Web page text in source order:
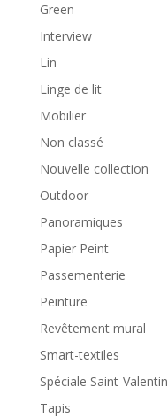
Green
Interview
Lin
Linge de lit
Mobilier
Non classé
Nouvelle collection
Outdoor
Panoramiques
Papier Peint
Passementerie
Peinture
Revêtement mural
Smart-textiles
Spéciale Saint-Valentin
Tapis